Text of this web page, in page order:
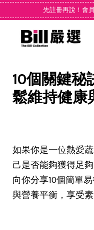
先註冊再說！會
10個關鍵秘
鬆維持健康
如果你是一位熱愛
己是否能夠獲得足
向你分享10個簡單
與營養平衡，享受素
您的購物